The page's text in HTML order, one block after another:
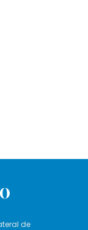
de